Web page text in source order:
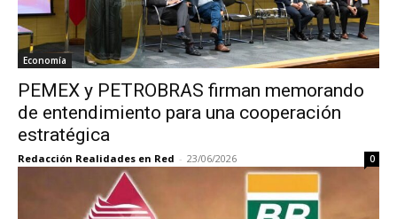
Economía
PEMEX y PETROBRAS firman memorando
de entendimiento para una cooperación
estratégica
Redacción Realidades en Red - 23/06/2026 0